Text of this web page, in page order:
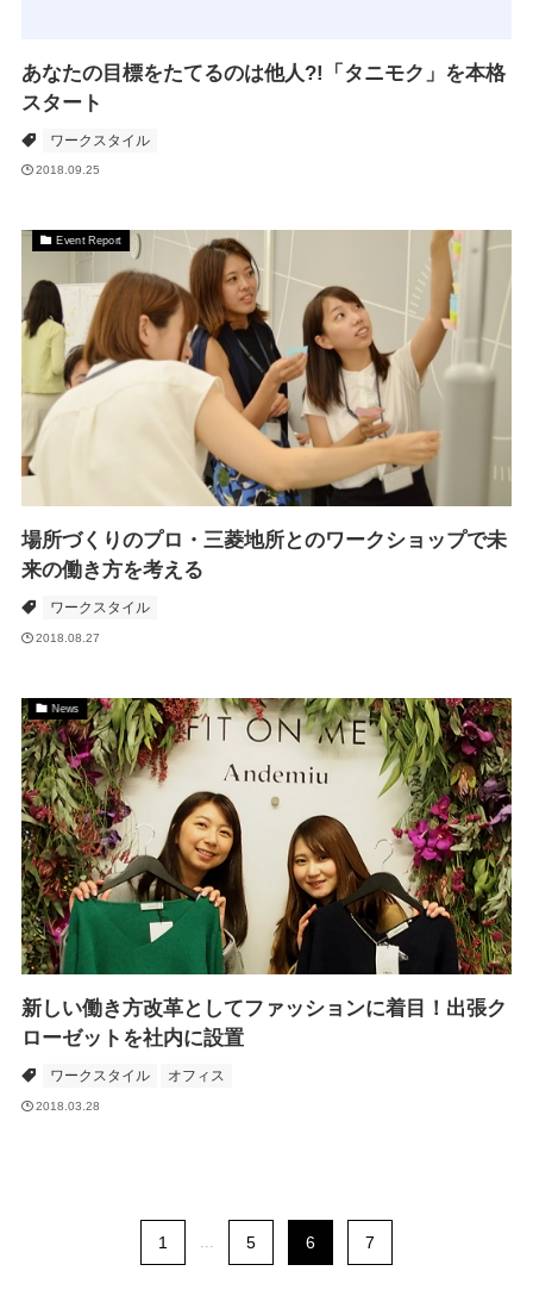
あなたの目標をたてるのは他人?!「タニモク」を本格
スタート
ワークスタイル
2018.09.25
Event Report
場所づくりのプロ・三菱地所とのワークショップで未
来の働き方を考える
ワークスタイル
2018.08.27
News
新しい働き方改革としてファッションに着目！出張ク
ローゼットを社内に設置
ワークスタイル オフィス
2018.03.28
1 ... 5 6 7